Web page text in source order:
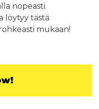
nopeasti.
löytyy tästä
mukaan!